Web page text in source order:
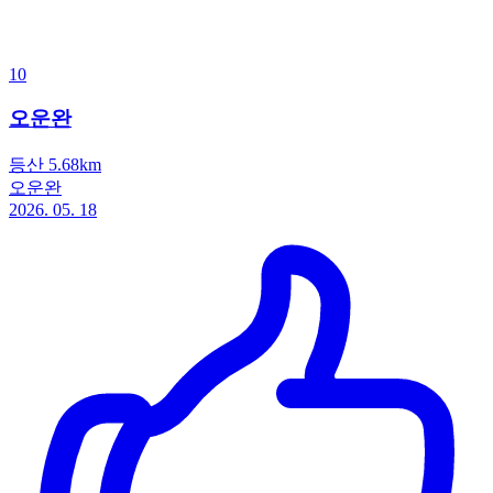
10
오운완
등산 5.68km
오운완
2026. 05. 18